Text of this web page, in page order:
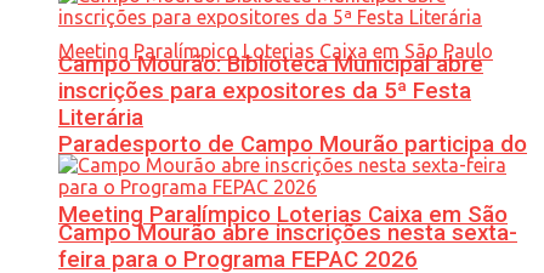
Paradesporto de Campo Mourão participa do
Meeting Paralímpico Loterias Caixa em São
Campo Mourão: Biblioteca Municipal abre
inscrições para expositores da 5ª Festa
Literária
Campo Mourão abre inscrições nesta sexta-
feira para o Programa FEPAC 2026